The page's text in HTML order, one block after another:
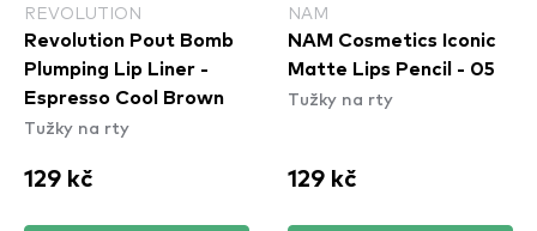
REVOLUTION
Revolution Pout Bomb
Plumping Lip Liner -
Espresso Cool Brown
Tužky na rty
129 kč
NAM
NAM Cosmetics Iconic
Matte Lips Pencil - 05
Tužky na rty
129 kč